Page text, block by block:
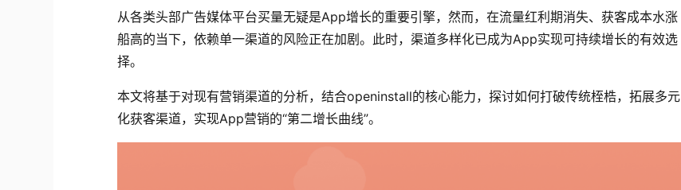
从各类头部广告媒体平台买量无疑是App增长的重要引擎，然而，在流量红利期消失、获客成本水涨
船高的当下，依赖单一渠道的风险正在加剧。此时，渠道多样化已成为App实现可持续增长的有效选
择。
本文将基于对现有营销渠道的分析，结合openinstall的核心能力，探讨如何打破传统桎梏，拓展多元
化获客渠道，实现App营销的“第二增长曲线”。